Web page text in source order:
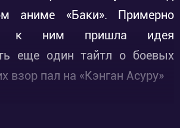
аниме «Баки». Примерно
к ним пришла идея
еще один тайтл о боевых
взор пал на «Кэнган Асуру»
в нескольких регионах